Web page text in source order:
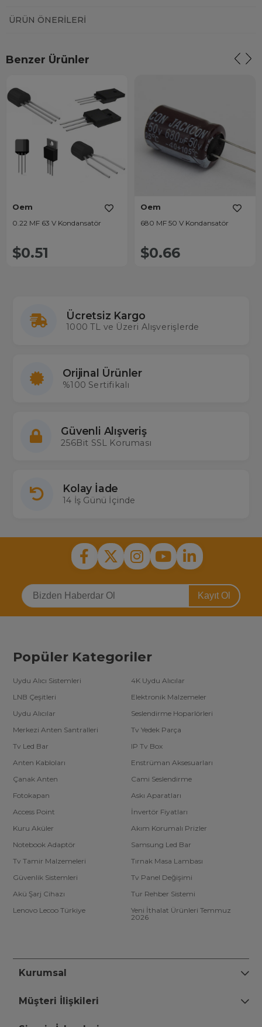
ÜRÜN ÖNERILERI
Benzer Ürünler
Oem
0.22 MF 63 V Kondansatör
$0.51
Oem
680 MF 50 V Kondansatör
$0.66
Ücretsiz Kargo
1000 TL ve Üzeri Alışverişlerde
Orijinal Ürünler
%100 Sertifikalı
Güvenli Alışveriş
256Bit SSL Koruması
Kolay İade
14 İş Günü İçinde
Kayıt Ol
Popüler Kategoriler
Uydu Alıcı Sistemleri
4K Uydu Alıcılar
LNB Çeşitleri
Elektronik Malzemeler
Uydu Alıcılar
Seslendirme Hoparlörleri
Merkezi Anten Santralleri
Tv Yedek Parça
Tv Led Bar
IP Tv Box
Anten Kabloları
Enstrüman Aksesuarları
Çanak Anten
Cami Seslendirme
Fotokapan
Askı Aparatları
Access Point
İnvertör Fiyatları
Kuru Aküler
Akım Korumalı Prizler
Notebook Adaptör
Samsung Led Bar
Tv Tamir Malzemeleri
Tırnak Masa Lambası
Güvenlik Sistemleri
Tv Panel Değişimi
Akü Şarj Cihazı
Tur Rehber Sistemi
Lenovo Lecoo Türkiye
Yeni İthalat Ürünleri Temmuz
2026
Kurumsal
Müşteri İlişkileri